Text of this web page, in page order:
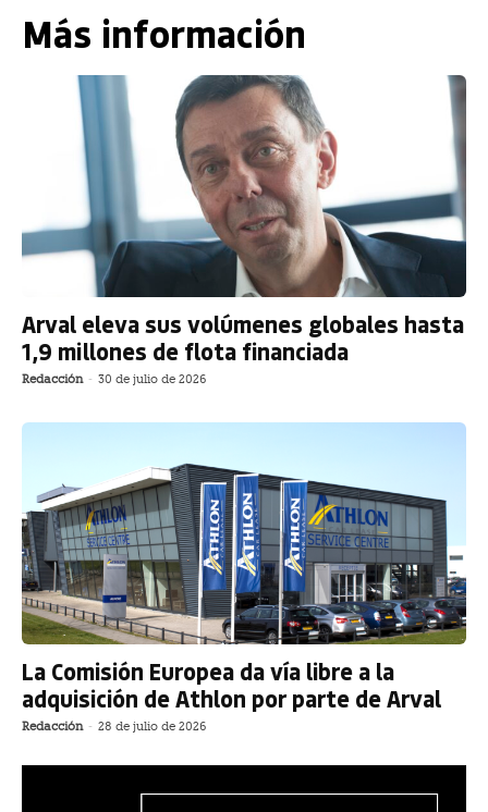
Más información
Arval eleva sus volúmenes globales hasta
1,9 millones de flota financiada
Redacción - 30 de julio de 2026
La Comisión Europea da vía libre a la
adquisición de Athlon por parte de Arval
Redacción - 28 de julio de 2026